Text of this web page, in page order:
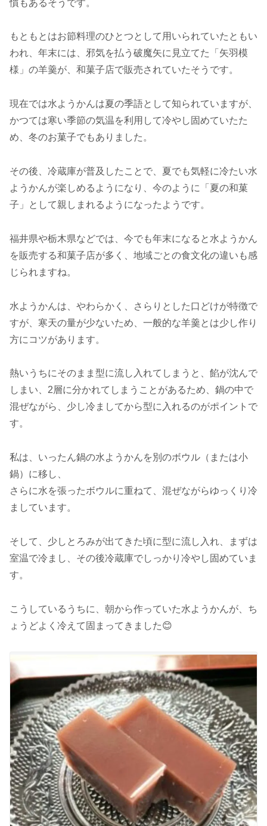
慣もあるそうです。
もともとはお節料理のひとつとして用いられていたともい
われ、年末には、邪気を払う破魔矢に見立てた「矢羽模
様」の羊羹が、和菓子店で販売されていたそうです。
現在では水ようかんは夏の季語として知られていますが、
かつては寒い季節の気温を利用して冷やし固めていたた
め、冬のお菓子でもありました。
その後、冷蔵庫が普及したことで、夏でも気軽に冷たい水
ようかんが楽しめるようになり、今のように「夏の和菓
子」として親しまれるようになったようです。
福井県や栃木県などでは、今でも年末になると水ようかん
を販売する和菓子店が多く、地域ごとの食文化の違いも感
じられますね。
水ようかんは、やわらかく、さらりとした口どけが特徴で
すが、寒天の量が少ないため、一般的な羊羹とは少し作り
方にコツがあります。
熱いうちにそのまま型に流し入れてしまうと、餡が沈んで
しまい、2層に分かれてしまうことがあるため、鍋の中で
混ぜながら、少し冷ましてから型に入れるのがポイントで
す。
私は、いったん鍋の水ようかんを別のボウル（または小
鍋）に移し、
さらに水を張ったボウルに重ねて、混ぜながらゆっくり冷
ましています。
そして、少しとろみが出てきた頃に型に流し入れ、まずは
室温で冷まし、その後冷蔵庫でしっかり冷やし固めていま
す。
こうしているうちに、朝から作っていた水ようかんが、ち
ょうどよく冷えて固まってきました😊